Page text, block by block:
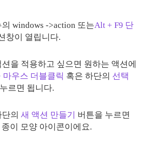
의 windows ->action 또는Alt + F9 단
창이 열립니다.
션을 적용하고 싶으면 원하는 액션에
마우스 더블클릭 혹은 하단의 선택
르면 됩니다.
단의 새 액션 만들기 버튼을 누르면
이 모양 아이콘이에요.